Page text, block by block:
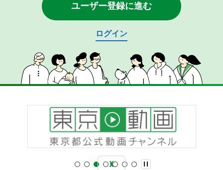
ユーザー登録に進む
ログイン